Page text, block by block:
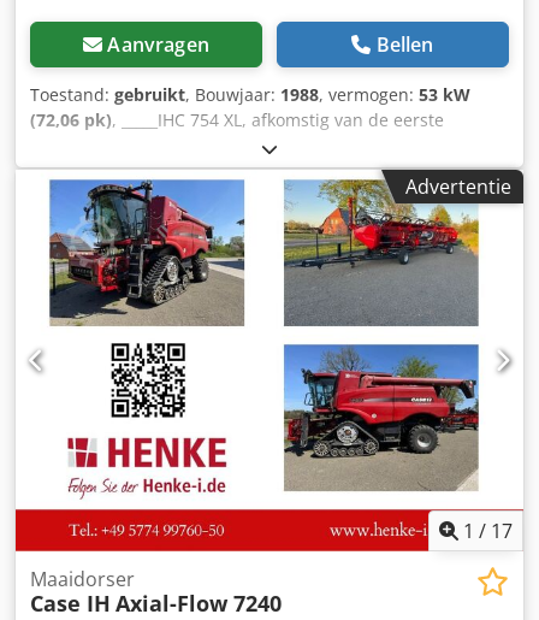
Aanvragen Bellen
Toestand: gebruikt, Bouwjaar: 1988, vermogen: 53 kW
(72,06 pk), _____IHC 754 XL, afkomstig van de eerste
eigenaar, in uitstekende staat. Bedrijfstijden: ca. 8.600 uur.
Bouwjaar: 1988. Voorste hefinrichting. Voorste aftakas. 30
km/u versnellingsbak. Prijs: € 24.500,00 (exclusief BTW).
Dwedpfxjzdmuts Ab Usa Locatie: null
Advertentie
1 / 17
Maaidorser
Case IH Axial-Flow 7240